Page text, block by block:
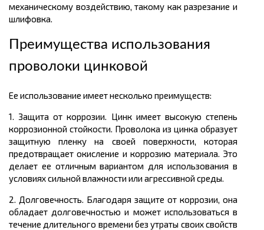
механическому воздействию, такому как разрезание и
шлифовка.
Преимущества использования
проволоки цинковой
Ее использование имеет несколько преимуществ:
1. Защита от коррозии. Цинк имеет высокую степень
коррозионной стойкости. Проволока из цинка образует
защитную пленку на своей поверхности, которая
предотвращает окисление и коррозию материала. Это
делает ее отличным вариантом для использования в
условиях сильной влажности или агрессивной среды.
2. Долговечность. Благодаря защите от коррозии, она
обладает долговечностью и может использоваться в
течение длительного времени без утраты своих свойств